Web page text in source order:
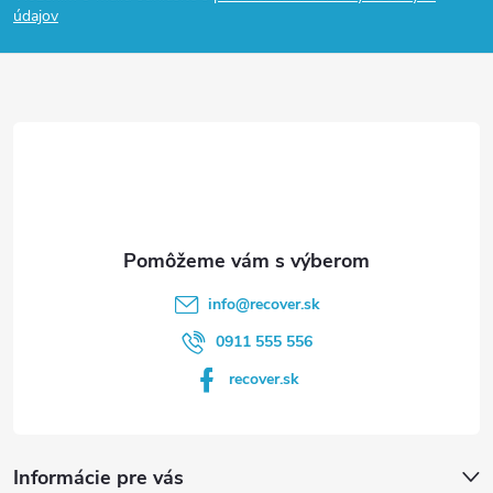
púdajov
info@recover.sk
0911 555 556
recover.sk
Informácie pre vás